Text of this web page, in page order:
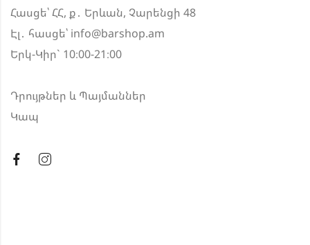
Հասցե՝ ՀՀ, ք․ Երևան, Չարենցի 48
Էլ․ հասցե՝ info@barshop.am
Երկ-Կիր` 10։00-21։00
Դրույթներ և Պայմաններ
Կապ